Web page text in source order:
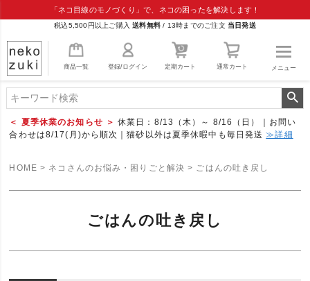
「ネコ目線のモノづくり」で、ネコの困ったを解決します！
税込5,500円以上ご購入送料無料 / 13時までのご注文 当日発送
商品一覧 登録/ログイン 定期カート 通常カート メニュー
＜ 夏季休業のお知らせ ＞ 休業日：8/13（木）～ 8/16（日）｜お問い
合わせは8/17(月)から順次｜猫砂以外は夏季休暇中も毎日発送≫詳細
HOME ネコさんのお悩み・困りごと解決 ごはんの吐き戻し
ごはんの吐き戻し